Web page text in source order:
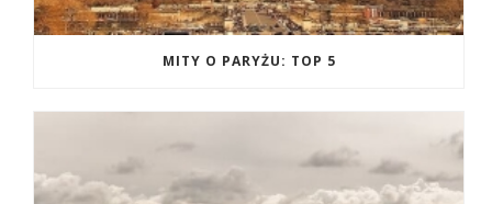
MITY O PARYŻU: TOP 5